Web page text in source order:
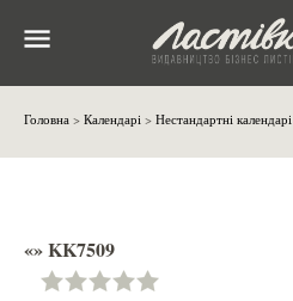
Головна > Календарі > Нестандартні календарі
«» KK7509